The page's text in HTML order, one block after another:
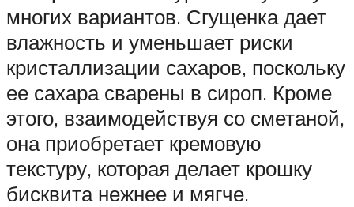
многих вариантов. Сгущенка дает
влажность и уменьшает риски
кристаллизации сахаров, поскольку
ее сахара сварены в сироп. Кроме
этого, взаимодействуя со сметаной,
она приобретает кремовую
текстуру, которая делает крошку
бисквита нежнее и мягче.